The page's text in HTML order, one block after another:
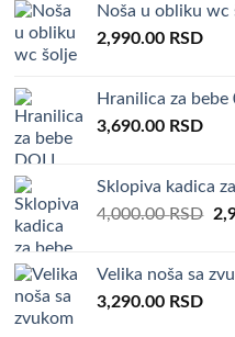
Noša u obliku wc
2,990.00 RSD
Hranilica za bebe
3,690.00 RSD
Sklopiva kadica
4,000.00RSD
Velika noša sa
3,290.00 RSD